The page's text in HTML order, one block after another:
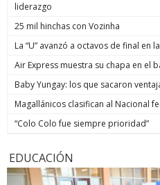
liderazgo
25 mil hinchas con Vozinha
La “U” avanzó a octavos de final en
Air Express muestra su chapa en el
Baby Yungay: los que sacaron
Magallánicos clasifican al Nacional
“Colo Colo fue siempre prioridad”
EDUCACIÓN